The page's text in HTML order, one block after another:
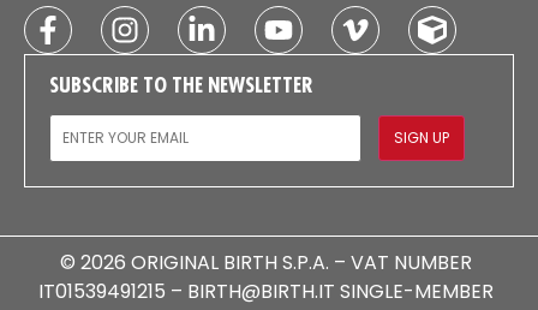
SUBSCRIBE TO THE NEWSLETTER
EMAIL
SIGN UP
© 2026 ORIGINAL BIRTH S.P.A. – VAT NUMBER
IT01539491215 – BIRTH@BIRTH.IT SINGLE-MEMBER